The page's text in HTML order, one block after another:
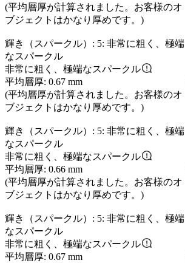
(平均層厚が計算されました。お客様のオ
ブジェクトはかなり厚めです。)
輝き（スパークル）: 5: 非常に粗く、極端
なスパークル
非常に粗く、極端なスパークル
平均層厚: 0.67 mm
(平均層厚が計算されました。お客様のオ
ブジェクトはかなり厚めです。)
輝き（スパークル）: 5: 非常に粗く、極端
なスパークル
非常に粗く、極端なスパークル
平均層厚: 0.66 mm
(平均層厚が計算されました。お客様のオ
ブジェクトはかなり厚めです。)
輝き（スパークル）: 5: 非常に粗く、極端
なスパークル
非常に粗く、極端なスパークル
平均層厚: 0.67 mm